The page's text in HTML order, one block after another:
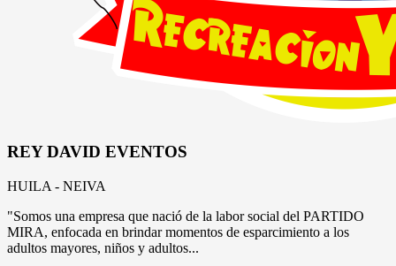
REY DAVID EVENTOS
HUILA - NEIVA
"Somos una empresa que nació de la labor social del PARTIDO
MIRA, enfocada en brindar momentos de esparcimiento a los
adultos mayores, niños y adultos...